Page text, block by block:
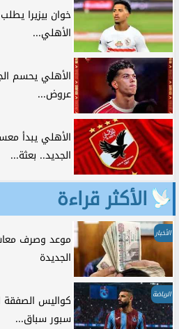
خوان بيزيرا
الأهلي...
الأهلي يحسم
عروض...
الأهلي يبدأ
الجديد.. بعثة...
الأكثر قراءة
الأخبار
الجديدة
الرياضة
كواليس الصفقة
سبور سباق...